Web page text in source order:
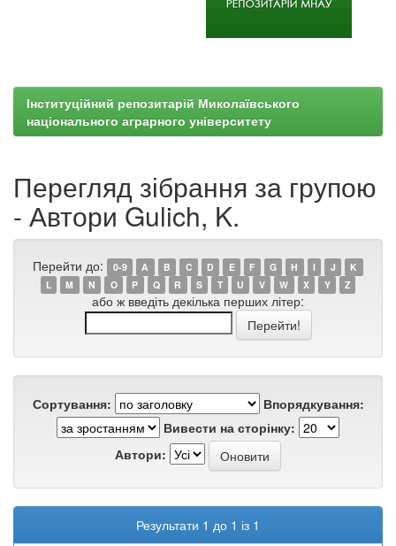
Інституційний репозитарій Миколаївського
національного аграрного університету
Перегляд зібрання за групою
- Автори Gulich, K.
Перейти до: 0-9 A B C D E F G H I J
K
L
M N O P Q R S T U V W X Y Z
або ж введіть декілька перших літер:
Сортування:
Впорядкування:
Вивести на сторінку:
Автори:
Результати 1 до 1 із 1